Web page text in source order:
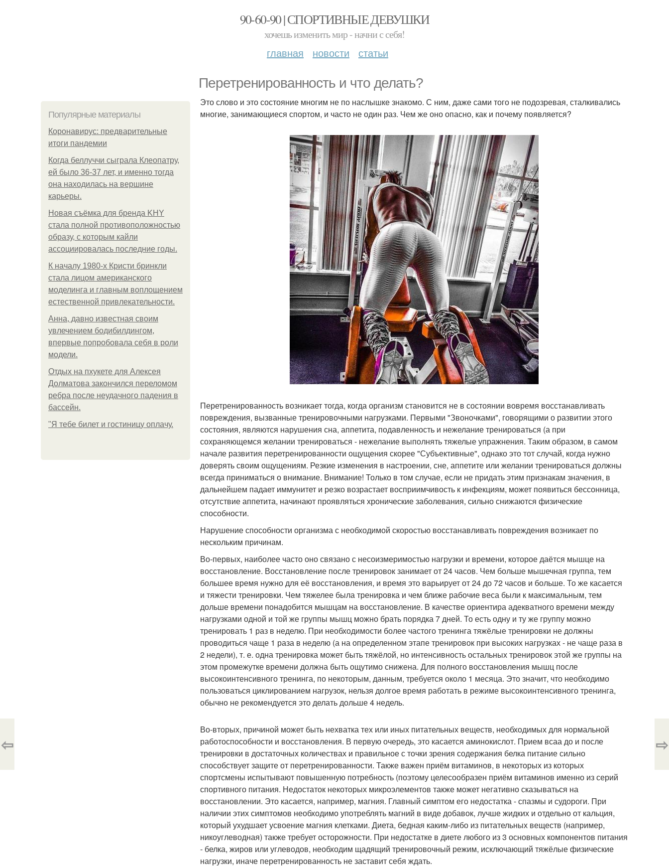
90-60-90 | СПОРТИВНЫЕ ДЕВУШКИ
хочешь изменить мир - начни с себя!
главная новости статьи
Перетренированность и что делать?
Популярные материалы
Коронавирус: предварительные
итоги пандемии
Когда беллуччи сыграла Клеопатру,
ей было 36-37 лет, и именно тогда
она находилась на вершине
карьеры.
Новая съёмка для бренда KHY
стала полной противоположностью
образу, с которым кайли
ассоциировалась последние годы.
К началу 1980-х Кристи бринкли
стала лицом американского
моделинга и главным воплощением
естественной привлекательности.
Анна, давно известная своим
увлечением бодибилдингом,
впервые попробовала себя в роли
модели.
Отдых на пхукете для Алексея
Долматова закончился переломом
ребра после неудачного падения в
бассейн.
"Я тебе билет и гостиницу оплачу.
Это слово и это состояние многим не по наслышке знакомо. С ним, даже сами того не подозревая, сталкивались
многие, занимающиеся спортом, и часто не один раз. Чем же оно опасно, как и почему появляется?
Перетренированность возникает тогда, когда организм становится не в состоянии вовремя восстанавливать
повреждения, вызванные тренировочными нагрузками. Первыми "Звоночками", говорящими о развитии этого
состояния, являются нарушения сна, аппетита, подавленность и нежелание тренироваться (а при
сохраняющемся желании тренироваться - нежелание выполнять тяжелые упражнения. Таким образом, в самом
начале развития перетренированности ощущения скорее "Субъективные", однако это тот случай, когда нужно
доверять своим ощущениям. Резкие изменения в настроении, сне, аппетите или желании тренироваться должны
всегда приниматься о внимание. Внимание! Только в том случае, если не придать этим признакам значения, в
дальнейшем падает иммунитет и резко возрастает восприимчивость к инфекциям, может появиться бессонница,
отсутствие аппетита, начинают проявляться хронические заболевания, сильно снижаются физические
способности.
Нарушение способности организма с необходимой скоростью восстанавливать повреждения возникает по
нескольким причинам.
Во-первых, наиболее часто оно связано с несоизмеримостью нагрузки и времени, которое даётся мышце на
восстановление. Восстановление после тренировок занимает от 24 часов. Чем больше мышечная группа, тем
большее время нужно для её восстановления, и время это варьирует от 24 до 72 часов и больше. То же касается
и тяжести тренировки. Чем тяжелее была тренировка и чем ближе рабочие веса были к максимальным, тем
дольше времени понадобится мышцам на восстановление. В качестве ориентира адекватного времени между
нагрузками одной и той же группы мышц можно брать порядка 7 дней. То есть одну и ту же группу можно
тренировать 1 раз в неделю. При необходимости более частого тренинга тяжёлые тренировки не должны
проводиться чаще 1 раза в неделю (а на определенном этапе тренировок при высоких нагрузках - не чаще раза в
2 недели), т. е. одна тренировка может быть тяжёлой, но интенсивность остальных тренировок этой же группы на
этом промежутке времени должна быть ощутимо снижена. Для полного восстановления мышц после
высокоинтенсивного тренинга, по некоторым, данным, требуется около 1 месяца. Это значит, что необходимо
пользоваться циклированием нагрузок, нельзя долгое время работать в режиме высокоинтенсивного тренинга,
обычно не рекомендуется это делать дольше 4 недель.
Во-вторых, причиной может быть нехватка тех или иных питательных веществ, необходимых для нормальной
работоспособности и восстановления. В первую очередь, это касается аминокислот. Прием всаа до и после
тренировки в достаточных количествах и правильное с точки зрения содержания белка питание сильно
способствует защите от перетренированности. Также важен приём витаминов, в некоторых из которых
спортсмены испытывают повышенную потребность (поэтому целесообразен приём витаминов именно из серий
спортивного питания. Недостаток некоторых микроэлементов также может негативно сказываться на
восстановлении. Это касается, например, магния. Главный симптом его недостатка - спазмы и судороги. При
наличии этих симптомов необходимо употреблять магний в виде добавок, лучше жидких и отдельно от кальция,
который ухудшает усвоение магния клетками. Диета, бедная каким-либо из питательных веществ (например,
никоуглеводная) также требует осторожности. При недостатке в диете любого из 3 основных компонентов питания
- белка, жиров или углеводов, необходим щадящий тренировочный режим, исключающий тяжёлые физические
нагрузки, иначе перетренированность не заставит себя ждать.
⇦ ⇨